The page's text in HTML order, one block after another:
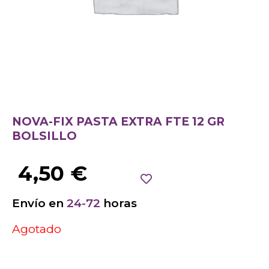
NOVA-FIX PASTA EXTRA FTE 12 GR
BOLSILLO
4,50 €
Envío en 24-72 horas
Agotado